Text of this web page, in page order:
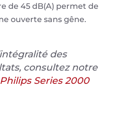
de 45 dB(A) permet de
ouverte sans gêne.
des
consultez notre
Series 2000